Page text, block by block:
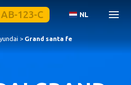
NL
> Grand santa fe